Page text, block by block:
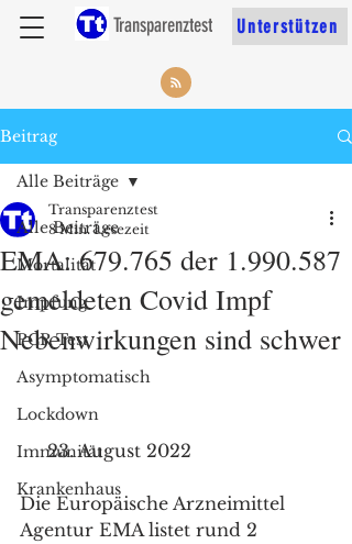
Unterstützen
Transparenztest
Beitrag
Alle Beiträge
Mortalität
Impfung
PCR Test
Asymptomatisch
Lockdown
Immunität
Krankenhaus
Alle Beiträge
EMA: 679.765 der 1.990.587
gemeldeten Covid Impf
Nebenwirkungen sind schwer
Transparenztest
8 Min. Lesezeit
     23. August 2022
Die Europäische Arzneimittel
Agentur EMA listet rund 2